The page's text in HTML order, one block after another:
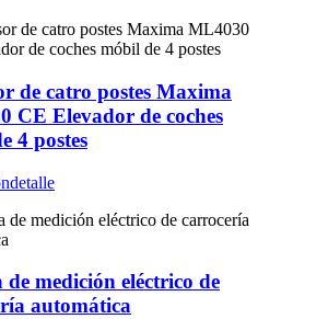
de catro postes Maxima
CE Elevador de coches
4 postes
detalle
de medición eléctrico de
automática